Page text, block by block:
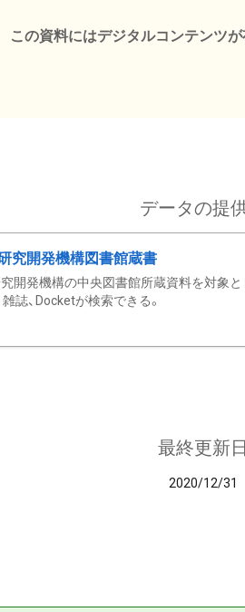
この資料にはデジタルコンテンツが
データの提
究開発機構図書館蔵書
開発機構の中央図書館所蔵資料を対象
雑誌、Docketが検索できる。
最終更新日
2020/12/31